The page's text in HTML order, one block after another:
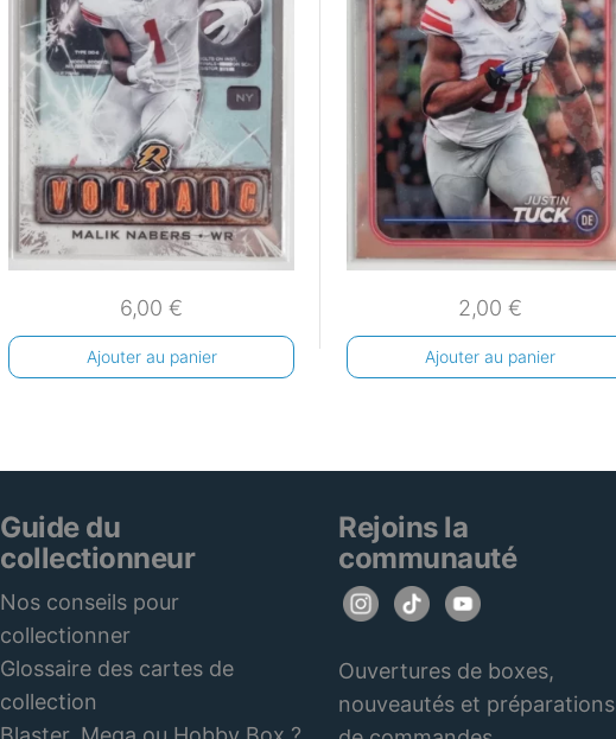
6,00 €
Ajouter au panier
2,00 €
Ajouter au panier
Guide du
collectionneur
Nos conseils pour
collectionner
Glossaire des cartes de
collection
Rejoins la
communauté
Ouvertures de boxes,
nouveautés et préparations